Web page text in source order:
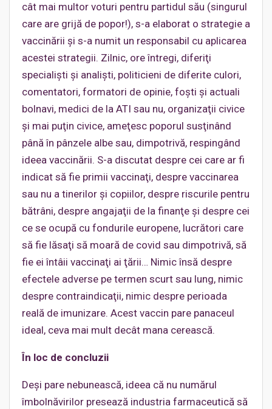
cât mai multor voturi pentru partidul său (singurul
care are grijă de popor!), s-a elaborat o strategie a
vaccinării şi s-a numit un responsabil cu aplicarea
acestei strategii. Zilnic, ore întregi, diferiţi
specialişti şi analişti, politicieni de diferite culori,
comentatori, formatori de opinie, foşti şi actuali
bolnavi, medici de la ATI sau nu, organizaţii civice
şi mai puţin civice, ameţesc poporul susţinând
până în pânzele albe sau, dimpotrivă, respingând
ideea vaccinării. S-a discutat despre cei care ar fi
indicat să fie primii vaccinaţi, despre vaccinarea
sau nu a tinerilor şi copiilor, despre riscurile pentru
bătrâni, despre angajaţii de la finanţe şi despre cei
ce se ocupă cu fondurile europene, lucrători care
să fie lăsaţi să moară de covid sau dimpotrivă, să
fie ei întâii vaccinaţi ai ţării… Nimic însă despre
efectele adverse pe termen scurt sau lung, nimic
despre contraindicaţii, nimic despre perioada
reală de imunizare. Acest vaccin pare panaceul
ideal, ceva mai mult decât mana cerească.
În loc de concluzii
Deşi pare nebunească, ideea că nu numărul
îmbolnăvirilor presează industria farmaceutică să